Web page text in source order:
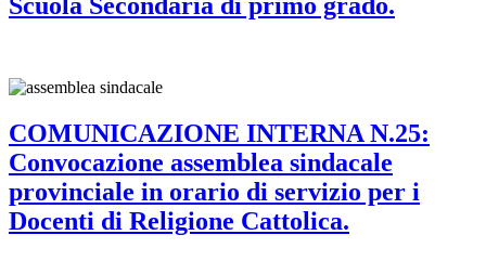
COMUNICAZIONE INTERNA N.25:
Convocazione assemblea sindacale
provinciale in orario di servizio per i
Docenti di Religione Cattolica.